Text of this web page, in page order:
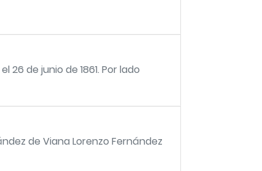
26 de junio de 1861. Por lado
de Viana Lorenzo Fernández